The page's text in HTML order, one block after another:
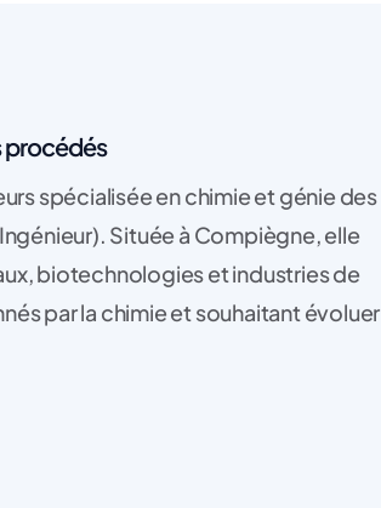
procédés
spécialisée en chimie et génie des
Située à Compiègne, elle
biotechnologies et industries de
par la chimie et souhaitant évoluer